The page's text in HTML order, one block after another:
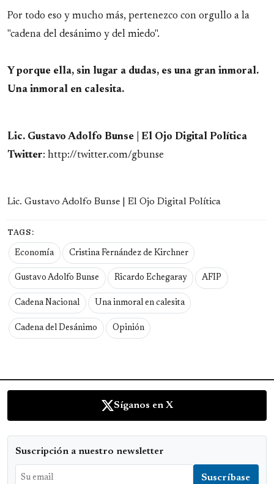
Por todo eso y mucho más, pertenezco con orgullo a la
"cadena del desánimo y del miedo".
Y porque ella, sin lugar a dudas, es una gran inmoral.
Una inmoral en calesita.
Lic. Gustavo Adolfo Bunse | El Ojo Digital Política
Twitter: http://twitter.com/gbunse
Lic. Gustavo Adolfo Bunse | El Ojo Digital Política
TAGS:
Economía Cristina Fernández de Kirchner
Gustavo Adolfo Bunse Ricardo Echegaray AFIP
Cadena Nacional Una inmoral en calesita
Cadena del Desánimo Opinión
Síganos en X
Suscripción a nuestro newsletter